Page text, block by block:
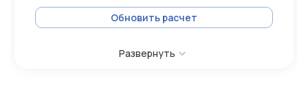
Обновить расчет
Развернуть